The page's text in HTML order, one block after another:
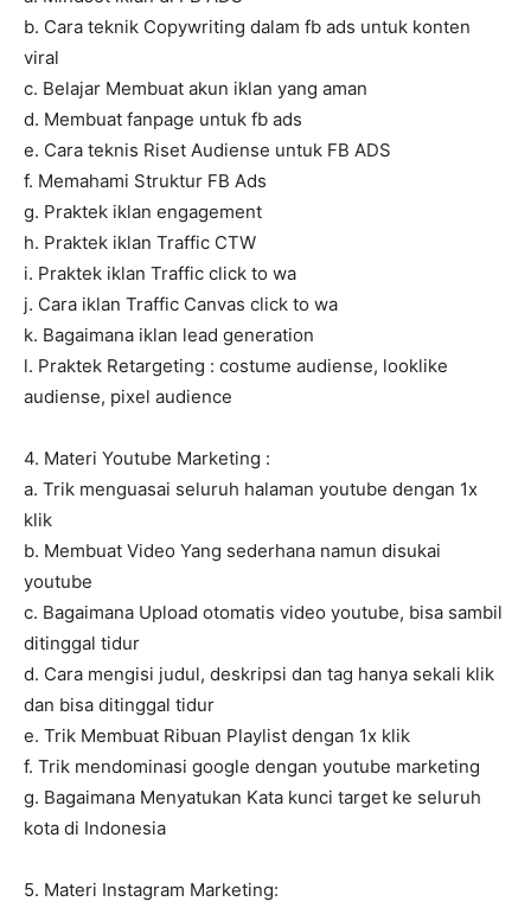
b. Cara teknik Copywriting dalam fb ads untuk konten
viral
c. Belajar Membuat akun iklan yang aman
d. Membuat fanpage untuk fb ads
e. Cara teknis Riset Audiense untuk FB ADS
f. Memahami Struktur FB Ads
g. Praktek iklan engagement
h. Praktek iklan Traffic CTW
i. Praktek iklan Traffic click to wa
j. Cara iklan Traffic Canvas click to wa
k. Bagaimana iklan lead generation
l. Praktek Retargeting : costume audiense, looklike
audiense, pixel audience
4. Materi Youtube Marketing :
a. Trik menguasai seluruh halaman youtube dengan 1x
klik
b. Membuat Video Yang sederhana namun disukai
youtube
c. Bagaimana Upload otomatis video youtube, bisa sambil
ditinggal tidur
d. Cara mengisi judul, deskripsi dan tag hanya sekali klik
dan bisa ditinggal tidur
e. Trik Membuat Ribuan Playlist dengan 1x klik
f. Trik mendominasi google dengan youtube marketing
g. Bagaimana Menyatukan Kata kunci target ke seluruh
kota di Indonesia
5. Materi Instagram Marketing: